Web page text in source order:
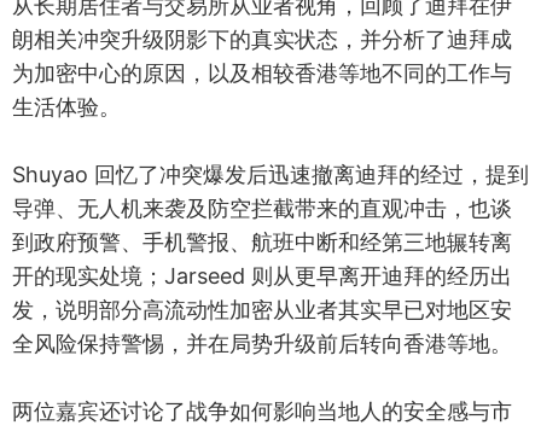
从长期居住者与交易所从业者视角，回顾了迪拜在伊
朗相关冲突升级阴影下的真实状态，并分析了迪拜成
为加密中心的原因，以及相较香港等地不同的工作与
生活体验。
Shuyao 回忆了冲突爆发后迅速撤离迪拜的经过，提到
导弹、无人机来袭及防空拦截带来的直观冲击，也谈
到政府预警、手机警报、航班中断和经第三地辗转离
开的现实处境；Jarseed 则从更早离开迪拜的经历出
发，说明部分高流动性加密从业者其实早已对地区安
全风险保持警惕，并在局势升级前后转向香港等地。
两位嘉宾还讨论了战争如何影响当地人的安全感与市